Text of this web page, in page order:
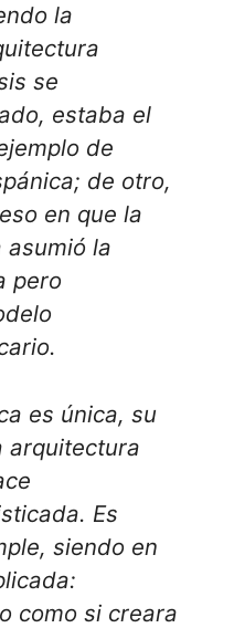
la
se
estaba el
de
de otro,
en que la
asumió la
pero
es única, su
arquitectura
Es
siendo en
como si creara